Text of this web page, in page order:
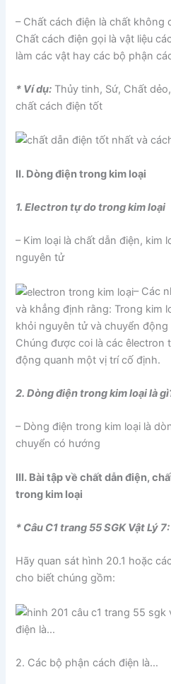
– Chất cách điện là chất không
Chất cách điện gọi là vật liệu
làm các vật hay các bộ phận
* Ví dụ: Thủy tinh, Sứ, Chất
chất cách điện tốt
II. Dòng điện trong kim loại
1. Electron tự do trong kim loại
– Kim loại là chất dẫn điện, kim
nguyên tử
– Các
và khẳng định rằng: Trong kim
khỏi nguyên tử và chuyển
Chúng được coi là các êlectron
động quanh một vị trí cố định.
2. Dòng điện trong kim loại là
– Dòng điện trong kim loại là
chuyển có hướng
III. Bài tập về chất dẫn điện,
trong kim loại
* Câu C1 trang 55 SGK Vật Lý 7:
Hãy quan sát hình 20.1 hoặc
cho biết chúng gồm:
điện là…
2. Các bộ phận cách điện là…